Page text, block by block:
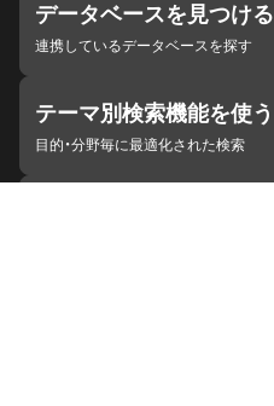
データベースを見つける
連携しているデータベースを探す
テーマ別検索機能を使う
目的・分野毎に最適化された検索